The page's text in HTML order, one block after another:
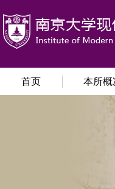
首页 本所概